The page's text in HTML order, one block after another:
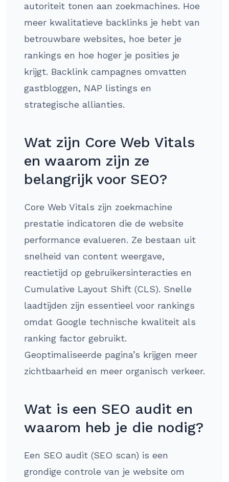
autoriteit tonen aan zoekmachines. Hoe
meer kwalitatieve backlinks je hebt van
betrouwbare websites, hoe beter je
rankings en hoe hoger je posities je
krijgt. Backlink campagnes omvatten
gastbloggen, NAP listings en
strategische allianties.
Wat zijn Core Web Vitals
en waarom zijn ze
belangrijk voor SEO?
Core Web Vitals zijn zoekmachine
prestatie indicatoren die de website
performance evalueren. Ze bestaan uit
snelheid van content weergave,
reactietijd op gebruikersinteracties en
Cumulative Layout Shift (CLS). Snelle
laadtijden zijn essentieel voor rankings
omdat Google technische kwaliteit als
ranking factor gebruikt.
Geoptimaliseerde pagina’s krijgen meer
zichtbaarheid en meer organisch verkeer.
Wat is een SEO audit en
waarom heb je die nodig?
Een SEO audit (SEO scan) is een
grondige controle van je website om